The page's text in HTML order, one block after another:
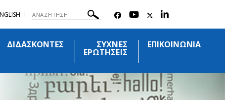
ΔΙΔΑΣΚΟΝΤΕΣ ΣΥΧΝΕΣ
ΕΡΩΤΗΣΕΙΣ
ΕΠΙΚΟΙΝΩΝΙΑ